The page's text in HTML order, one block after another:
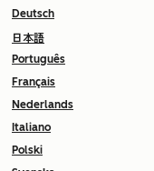
Deutsch
日本語
Português
Français
Nederlands
Italiano
Polski